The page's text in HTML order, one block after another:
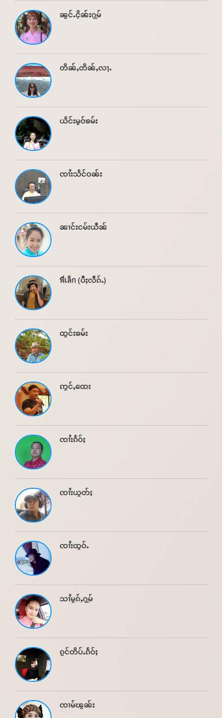
ၼွင်ႉငိုၼ်းႁွမ်
တိၼ်ႇတိၼ်ႇလႃႉ
ယိင်းမူဝ်ၶမ်း
ၸၢႆးသႅင်ဝၼ်း
ၼၢင်းငမ်းယဵၼ်
พี่เล็ก (ပီႈလဵၵ်ႉ)
ထွင်းၶမ်း
ဢွင်ႇထေး
ၸၢႆးၵႅဝ်ႈ
ၸၢႆးယွတ်ႈ
ၸၢႆးထူဝ်ႉ
သၢႆမွၵ်ႇႁွမ်
ၵွင်တိပ်ႉၵႅဝ်ႈ
ၸၢမ်ၽွၼ်း